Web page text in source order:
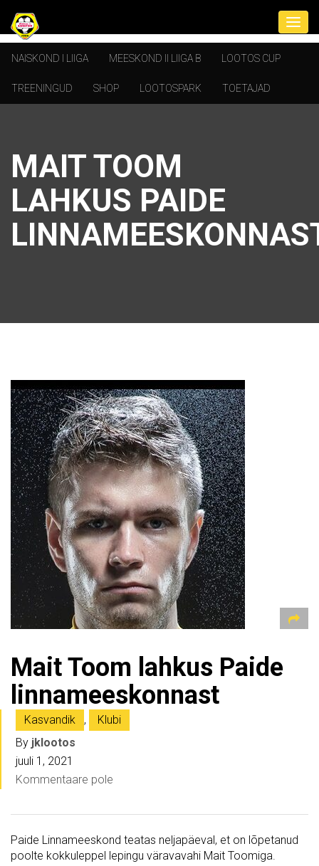
NAISKOND I LIIGA MEESKOND II LIIGA B LOOTOS CUP
TREENINGUD SHOP LOOTOSPARK TOETAJAD
MAIT TOOM
LAHKUS PAIDE
Mait Toom lahkus Paide
linnameeskonnast
Kasvandik ,
Klubi
By jklootos
juuli 1, 2021
Kommentaare pole
Paide Linnameeskond teatas neljapäeval, et on lõpetanud
poolte kokkuleppel lepingu väravavahi Mait Toomiga.